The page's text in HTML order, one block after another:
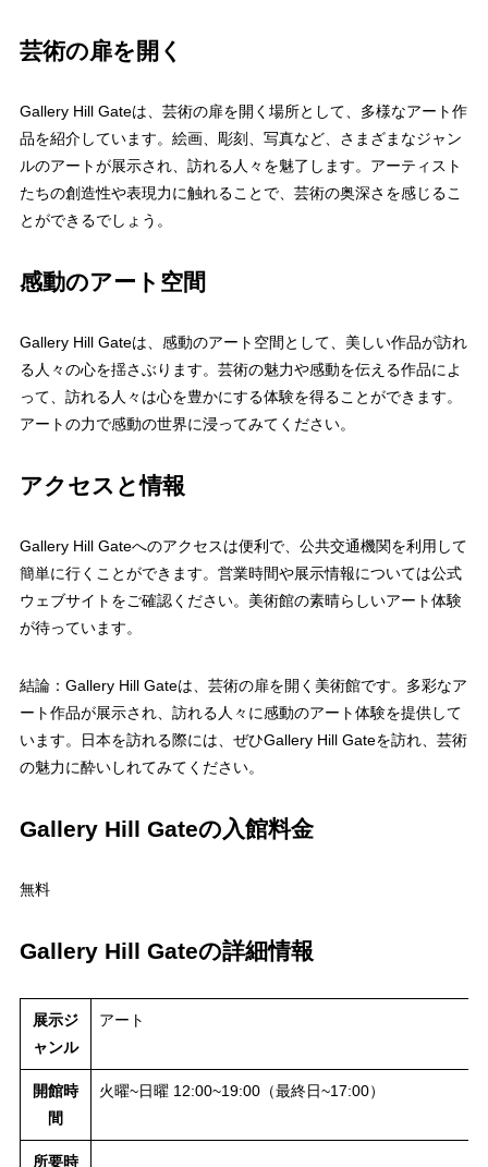
芸術の扉を開く
Gallery Hill Gateは、芸術の扉を開く場所として、多様なアート作
品を紹介しています。絵画、彫刻、写真など、さまざまなジャン
ルのアートが展示され、訪れる人々を魅了します。アーティスト
たちの創造性や表現力に触れることで、芸術の奥深さを感じるこ
とができるでしょう。
感動のアート空間
Gallery Hill Gateは、感動のアート空間として、美しい作品が訪れ
る人々の心を揺さぶります。芸術の魅力や感動を伝える作品によ
って、訪れる人々は心を豊かにする体験を得ることができます。
アートの力で感動の世界に浸ってみてください。
アクセスと情報
Gallery Hill Gateへのアクセスは便利で、公共交通機関を利用して
簡単に行くことができます。営業時間や展示情報については公式
ウェブサイトをご確認ください。美術館の素晴らしいアート体験
が待っています。
結論：Gallery Hill Gateは、芸術の扉を開く美術館です。多彩なア
ート作品が展示され、訪れる人々に感動のアート体験を提供して
います。日本を訪れる際には、ぜひGallery Hill Gateを訪れ、芸術
の魅力に酔いしれてみてください。
Gallery Hill Gateの入館料金
無料
Gallery Hill Gateの詳細情報
展示ジ
ャンル
アート
開館時
間
火曜~日曜 12:00~19:00（最終日~17:00）
所要時